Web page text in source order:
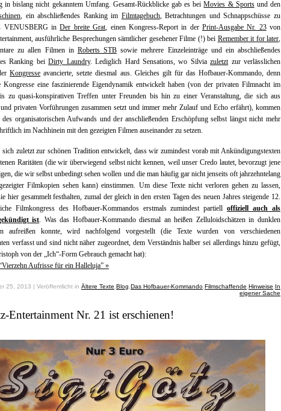
in bislang nicht gekanntem Umfang. Gesamt-Rückblicke gab es beiMovies & Sportsund den
, ein abschließendes Ranking im Filmtagebuch, Betrachtungen und Schnappschüsse zu
VENUSBERG inDer breite Grat, einen Kongress-Report in der Print-Ausgabe Nr. 23von
ausführliche Besprechungen sämtlicher gesehener Filme (!) bei Remember it for later,
zu allen Filmen in Roberts STB sowie mehrere Einzeleinträge und ein abschließendes
Ranking beiDirty Laundry. Lediglich Hard Sensations, wo Silviazuletztzur verlässlichen
Kongresse avancierte, setzte diesmal aus. Gleiches gilt für das Hofbauer-Kommando, denn
Kongresse eine faszinierende Eigendynamik entwickelt haben (von der privaten Filmnacht im
zu quasi-konspirativen Treffen unter Freunden bis hin zu einer Veranstaltung, die sich aus
privaten Vorführungen zusammen setzt und immer mehr Zulauf und Echo erfährt), kommen
organisatorischen Aufwands und der anschließenden Erschöpfung selbst längst nicht mehr
im Nachhinein mit den gezeigten Filmen auseinander zu setzen.
sich zuletzt zur schönen Tradition entwickelt, dass wir zumindest vorab mit Ankündigungstexten
Raritäten (die wir überwiegend selbst nicht kennen, weil unser Credo lautet, bevorzugt jene
die wir selbst unbedingt sehen wollen und die man häufig gar nicht jenseits oft jahrzehntelang
Filmkopien sehen kann) einstimmen. Um diese Texte nicht verloren gehen zu lassen,
hier gesammelt festhalten, zumal der gleich in den ersten Tagen des neuen Jahres steigende 12.
Filmkongress des Hofbauer-Kommandos erstmals zumindest partielloffiziell auch als
ist. Was das Hofbauer-Kommando diesmal an heißen Zelluloidschätzen in dunklen
aufreißen konnte, wird nachfolgend vorgestellt (die Texte wurden von verschiedenen
verfasst und sind nicht näher zugeordnet, dem Verständnis halber sei allerdings hinzu gefügt,
von der „Ich“-Form Gebrauch gemacht hat):
Aufrisse für ein Halleluja” »
25, 2013 | Veröffentlicht in Ältere Texte Blog Das Hofbauer-Kommando Filmschaffende Hinweise In
eigener Sache
Entertainment Nr. 21 ist erschienen!